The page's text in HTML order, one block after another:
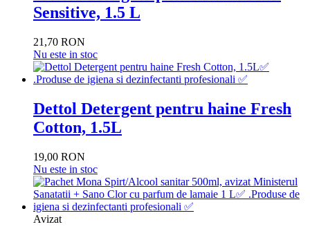
Sensitive, 1.5 L
21,70 RON
Nu este in stoc
Dettol Detergent pentru haine Fresh
Cotton, 1.5L
19,00 RON
Nu este in stoc
Avizat